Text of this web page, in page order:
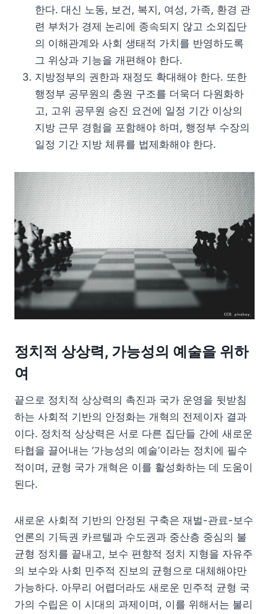
한다. 대신 노동, 보건, 복지, 여성, 가족, 환경 관
련 부처가 경제 논리에 종속되지 않고 소외집단
의 이해관계와 사회 생태적 가치를 반영하도록
그 위상과 기능을 개편해야 한다.
지방정부의 권한과 재정도 확대해야 한다. 또한
행정부 공무원의 충원 구조를 더욱더 다원화하
고, 고위 공무원 승진 요건에 일정 기간 이상의
지방 근무 경험을 포함해야 하며, 행정부 수장의
일정 기간 지방 체류를 법제화해야 한다.
정치적 상상력, 가능성의 예술을 위하
여
끝으로 정치적 상상력의 촉진과 국가 운영을 뒷받침
하는 사회적 기반의 안정화는 개혁의 전제이자 결과
이다. 정치적 상상력은 서로 다른 집단들 간에 새로운
타협을 끌어내는 ‘가능성의 예술’이라는 정치에 필수
적이며, 균형 국가 개혁은 이를 활성화하는 데 도움이
된다.
새로운 사회적 기반의 안정된 구축은 재벌-관료-보수
언론의 기득권 카르텔과 수도권과 중산층 중심의 불
균형 정치를 끝내고, 보수 편향적 정치 지형을 자유주
의 보수와 사회 민주적 진보의 균형으로 대체해야만
가능하다. 아무리 어렵더라도 새로운 민주적 균형 국
가의 수립은 이 시대의 과제이며, 이를 위해서는 불리